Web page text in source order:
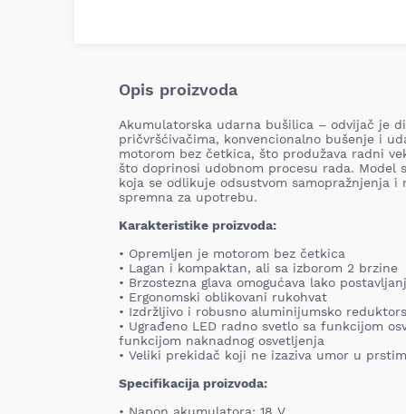
Opis proizvoda
Akumulatorska udarna bušilica – odvijač je
pričvršćivačima, konvencionalno bušenje i
motorom bez četkica, što produžava radni
što doprinosi udobnom procesu rada. Model
koja se odlikuje odsustvom samopražnjenja
spremna za upotrebu.
Karakteristike proizvoda:
• Opremljen je motorom bez četkica
• Lagan i kompaktan, ali sa izborom 2 brzine
• Brzostezna glava omogućava lako
• Ergonomski oblikovani rukohvat
• Izdržljivo i robusno aluminijumsko
• Ugrađeno LED radno svetlo sa funkcijom
funkcijom naknadnog osvetljenja
• Veliki prekidač koji ne izaziva umor u
Specifikacija proizvoda: